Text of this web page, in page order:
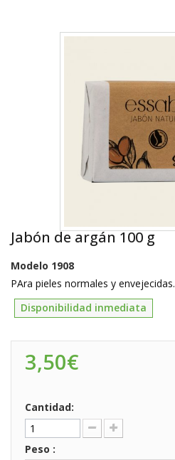
Jabón de argán 100 g
Modelo 1908
PAra pieles normales y envejecidas.
Disponibilidad inmediata
3,50€
Cantidad:
Peso :